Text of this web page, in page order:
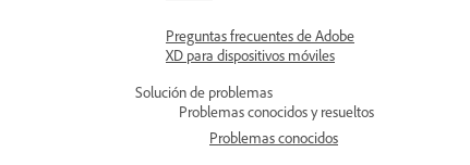
Preguntas frecuentes de Adobe
XD para dispositivos móviles
Solución de problemas
Problemas conocidos y resueltos
Problemas conocidos